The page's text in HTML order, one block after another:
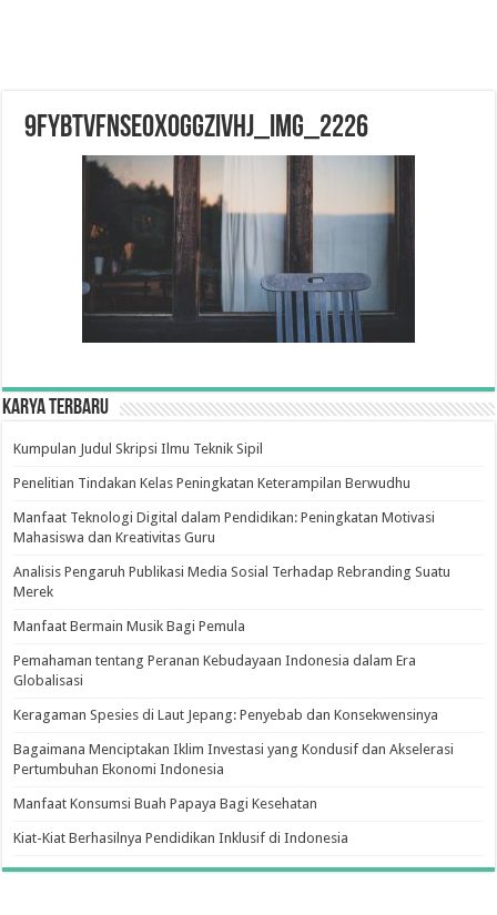
9FybtVFNSEOxogGzIvHJ_IMG_2226
Karya Terbaru
Kumpulan Judul Skripsi Ilmu Teknik Sipil
Penelitian Tindakan Kelas Peningkatan Keterampilan Berwudhu
Manfaat Teknologi Digital dalam Pendidikan: Peningkatan Motivasi
Mahasiswa dan Kreativitas Guru
Analisis Pengaruh Publikasi Media Sosial Terhadap Rebranding Suatu
Merek
Manfaat Bermain Musik Bagi Pemula
Pemahaman tentang Peranan Kebudayaan Indonesia dalam Era
Globalisasi
Keragaman Spesies di Laut Jepang: Penyebab dan Konsekwensinya
Bagaimana Menciptakan Iklim Investasi yang Kondusif dan Akselerasi
Pertumbuhan Ekonomi Indonesia
Manfaat Konsumsi Buah Papaya Bagi Kesehatan
Kiat-Kiat Berhasilnya Pendidikan Inklusif di Indonesia